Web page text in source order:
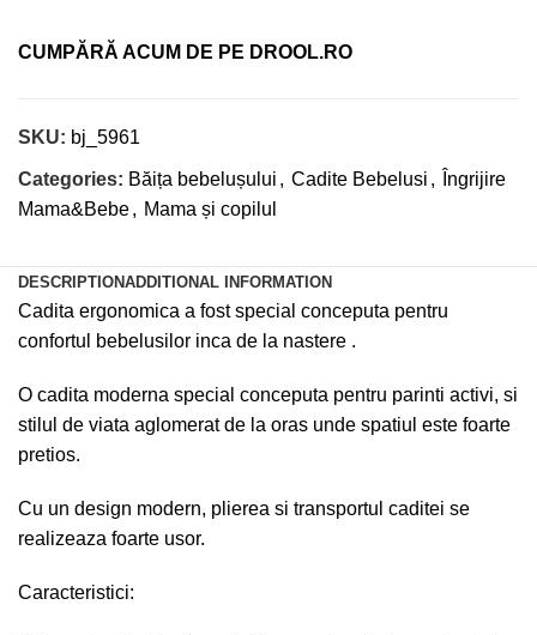
CUMPĂRĂ ACUM DE PE DROOL.RO
SKU: bj_5961
Categories: Băița bebelușului , Cadite Bebelusi ,
Îngrijire
Mama&Bebe, Mama și copilul
DESCRIPTIONADDITIONAL INFORMATION
Cadita ergonomica a fost special conceputa pentru
confortul bebelusilor inca de la nastere .
O cadita moderna special conceputa pentru parinti activi, si
stilul de viata aglomerat de la oras unde spatiul este foarte
pretios.
Cu un design modern, plierea si transportul caditei se
realizeaza foarte usor.
Caracteristici: